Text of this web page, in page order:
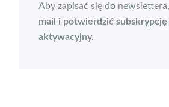
Aby zapisać się do newslettera,
mail i potwierdzić
aktywacyjny.